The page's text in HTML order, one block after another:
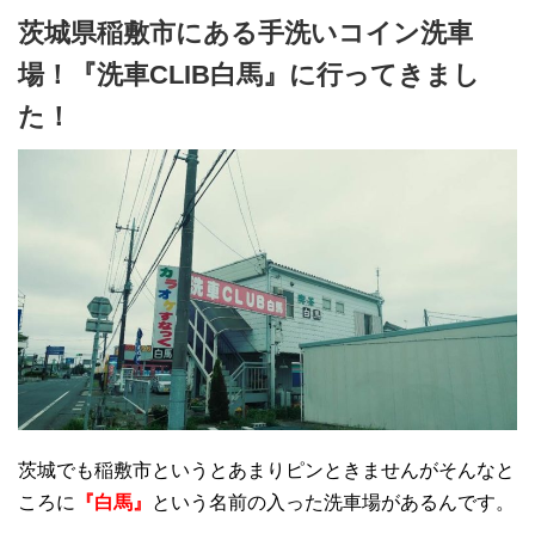
茨城県稲敷市にある手洗いコイン洗車
場！『洗車CLIB白馬』に行ってきまし
た！
茨城でも稲敷市というとあまりピンときませんがそんなと
ころに
『白馬』 という名前の入った洗車場があるんです。